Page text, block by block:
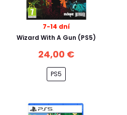
7-14 dní
Wizard With A Gun (PS5)
24,00 €
PS5